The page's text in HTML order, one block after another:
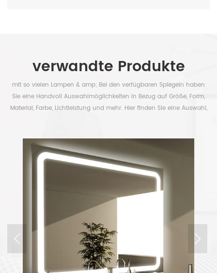
verwandte Produkte
mit so vielen Lampen & amp; Bei den verfügbaren Spiegeln haben
Sie eine Handvoll Auswahlmöglichkeiten in Bezug auf Größe, Form,
Material, Farbe, Lichtleistung und mehr. Hier finden Sie eine Auswahl,